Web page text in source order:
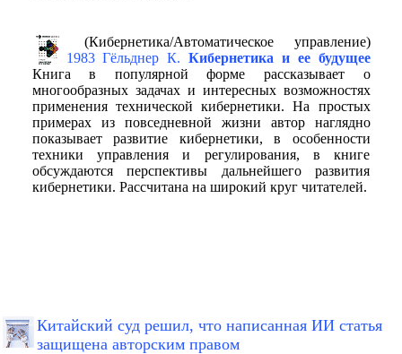
(Кибернетика/Автоматическое управление)
1983 Гёльднер К. Кибернетика и ее будущее
Книга в популярной форме рассказывает о
многообразных задачах и интересных возможностях
применения технической кибернетики. На простых
примерах из повседневной жизни автор наглядно
показывает развитие кибернетики, в особенности
техники управления и регулирования, в книге
обсуждаются перспективы дальнейшего развития
кибернетики. Рассчитана на широкий круг читателей.
Китайский суд решил, что написанная ИИ статья
защищена авторским правом